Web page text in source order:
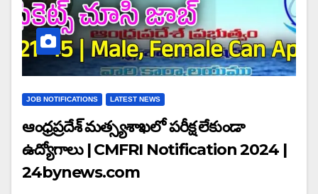
JOB NOTIFICATIONS LATEST NEWS
ఆంధ్రప్రదేశ్ మత్స్యశాఖలో పరీక్ష లేకుండా
ఉద్యోగాలు | CMFRI Notification 2024 |
24bynews.com